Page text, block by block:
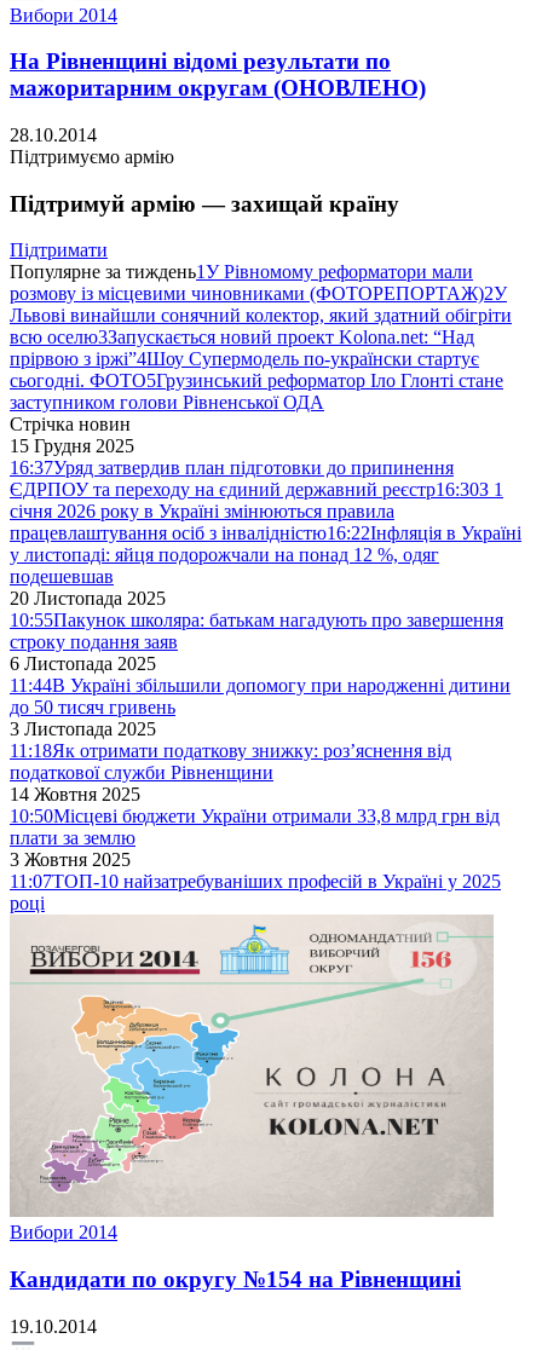
Вибори 2014
На Рівненщині відомі результати по
мажоритарним округам (ОНОВЛЕНО)
28.10.2014
Підтримуємо армію
Підтримуй армію — захищай країну
Підтримати
Популярне за тиждень1У Рівномому реформатори мали
розмову із місцевими чиновниками (ФОТОРЕПОРТАЖ)2У
Львові винайшли сонячний колектор, який здатний обігріти
всю оселю3Запускається новий проект Kolona.net: “Над
прірвою з іржі”4Шоу Супермодель по-українски стартує
сьогодні. ФОТО5Грузинський реформатор Іло Глонті стане
заступником голови Рівненської ОДА
Стрічка новин
15 Грудня 2025
16:37Уряд затвердив план підготовки до припинення
ЄДРПОУ та переходу на єдиний державний реєстр16:30З 1
січня 2026 року в Україні змінюються правила
працевлаштування осіб з інвалідністю16:22Інфляція в Україні
у листопаді: яйця подорожчали на понад 12 %, одяг
подешевшав
20 Листопада 2025
10:55Пакунок школяра: батькам нагадують про завершення
строку подання заяв
6 Листопада 2025
11:44В Україні збільшили допомогу при народженні дитини
до 50 тисяч гривень
3 Листопада 2025
11:18Як отримати податкову знижку: роз’яснення від
податкової служби Рівненщини
14 Жовтня 2025
10:50Місцеві бюджети України отримали 33,8 млрд грн від
плати за землю
3 Жовтня 2025
11:07ТОП-10 найзатребуваніших професій в Україні у 2025
році
Вибори 2014
Кандидати по округу №154 на Рівненщині
19.10.2014